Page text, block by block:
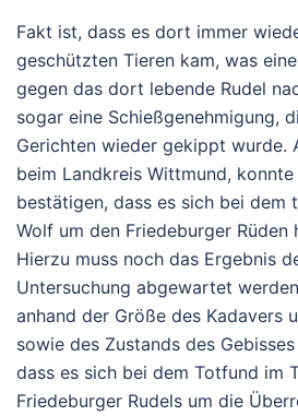
Fakt ist, dass es dort immer
geschützten Tieren kam, was
gegen das dort lebende Rudel
sogar eine Schießgenehmigung,
Gerichten wieder gekippt wurde.
beim Landkreis Wittmund,
bestätigen, dass es sich bei dem
Wolf um den Friedeburger Rüden
Hierzu muss noch das Ergebnis
Untersuchung abgewartet
anhand der Größe des Kadavers
sowie des Zustands des
dass es sich bei dem Totfund im
Friedeburger Rudels um die